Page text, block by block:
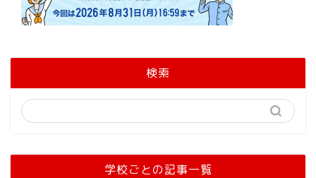
検索
学校ごとの記事一覧